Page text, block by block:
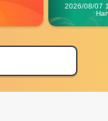
2026/08/07